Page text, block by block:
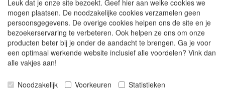
Bestellingen binnen Nederland, ongeacht gewicht, verstuurd
voor € 6,95
Prijzen inclusief 21% BTW, tenzij anders vermeldt
Leuk dat je onze site bezoekt. Geef hier aan welke cookies we
mogen plaatsen. De noodzakelijke cookies verzamelen geen
persoonsgegevens. De overige cookies helpen ons de site en je
bezoekerservaring te verbeteren. Ook helpen ze ons om onze
producten beter bij je onder de aandacht te brengen. Ga je voor
een optimaal werkende website inclusief alle voordelen? Vink dan
alle vakjes aan!
Noodzakelijk Voorkeuren Statistieken